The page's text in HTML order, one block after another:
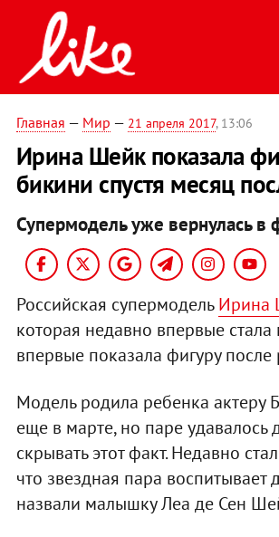
Главная — Мир — 21 апреля 2017, 13:06
Ирина Шейк показала
бикини спустя месяц
Супермодель уже вернулась в
Российская супермодельИрина
которая недавно впервые
впервые показала фигуру после
Модель родила ребенка актеру
еще в марте, но паре удавалось
скрывать этот факт. Недавно
что звездная пара воспитывает
назвали малышку Леа де Сен